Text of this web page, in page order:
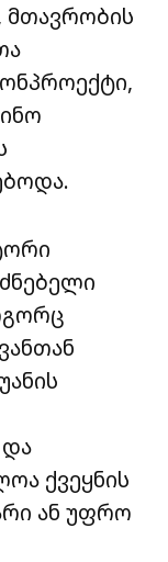
მთავრობის
ქვეყნის
ან უფრო